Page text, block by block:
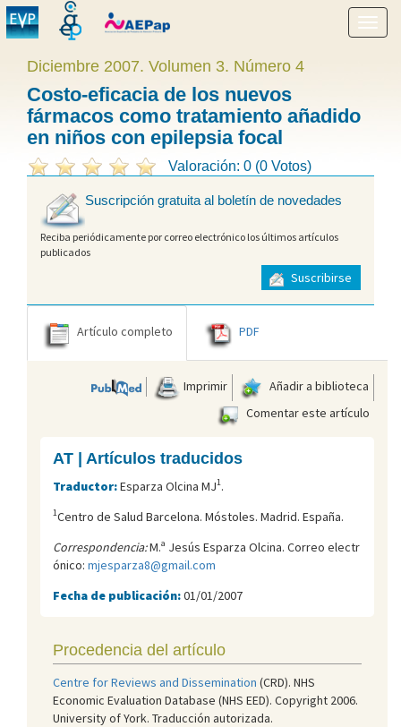
menú
Diciembre 2007. Volumen 3. Número 4
Costo-eficacia de los nuevos
fármacos como tratamiento añadido
en niños con epilepsia focal
Valoración: 0 (0 Votos)
Suscripción gratuita al boletín de novedades
Reciba periódicamente por correo electrónico los últimos artículos
publicados
Suscribirse
Artículo completo PDF
Imprimir
Añadir a biblioteca
Comentar este artículo
AT | Artículos traducidos
Traductor:Esparza Olcina MJ1.
1Centro de Salud Barcelona. Móstoles. Madrid. España.
Correspondencia:M.ª Jesús Esparza Olcina. Correo electr
ónico: mjesparza8@gmail.com
Fecha de publicación:01/01/2007
Procedencia del artículo
Centre for Reviews and Dissemination (CRD). NHS
Economic Evaluation Database (NHS EED). Copyright 2006.
University of York. Traducción autorizada.